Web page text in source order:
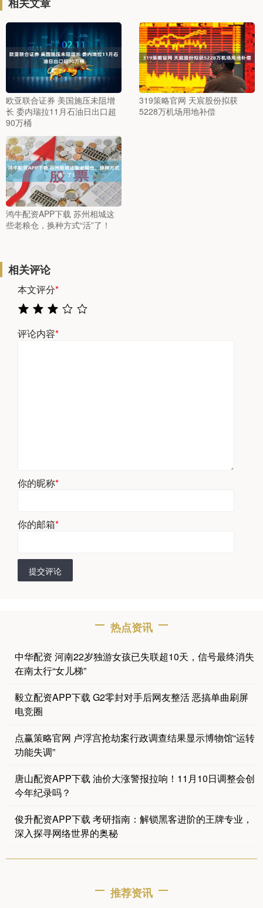
相关文章
欧亚联合证券 美国施压未阻增
长 委内瑞拉11月石油日出口超
90万桶
319策略官网 天宸股份拟获
5228万机场用地补偿
鸿牛配资APP下载 苏州相城这
些老粮仓，换种方式“活”了！
相关评论
本文评分*
评论内容*
你的昵称*
你的邮箱*
提交评论
热点资讯
中华配资 河南22岁独游女孩已失联超10天，信号最终消失
在南太行“女儿梯”
毅立配资APP下载 G2零封对手后网友整活 恶搞单曲刷屏
电竞圈
点赢策略官网 卢浮宫抢劫案行政调查结果显示博物馆“运转
功能失调”
唐山配资APP下载 油价大涨警报拉响！11月10日调整会创
今年纪录吗？
俊升配资APP下载 考研指南：解锁黑客进阶的王牌专业，
深入探寻网络世界的奥秘
推荐资讯